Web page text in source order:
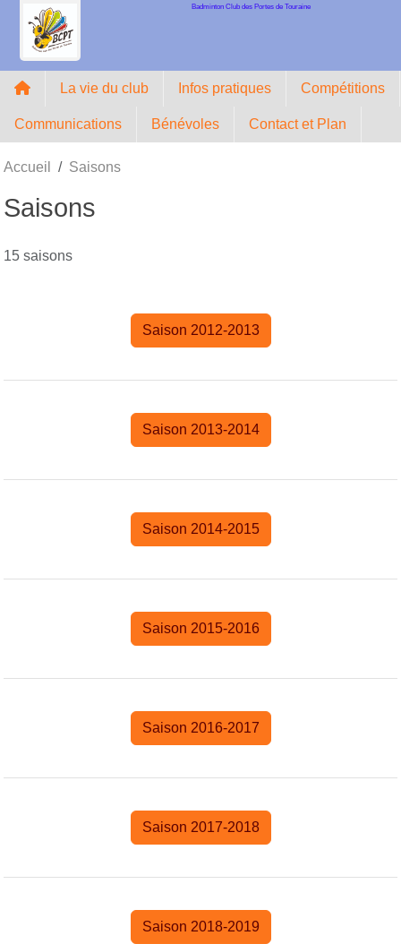
Badminton Club des Portes de Touraine
La vie du club Infos pratiques Compétitions
Communications Bénévoles Contact et Plan
Accueil Saisons
Saisons
15 saisons
Saison 2012-2013
Saison 2013-2014
Saison 2014-2015
Saison 2015-2016
Saison 2016-2017
Saison 2017-2018
Saison 2018-2019
Panneau de gestion des cookies